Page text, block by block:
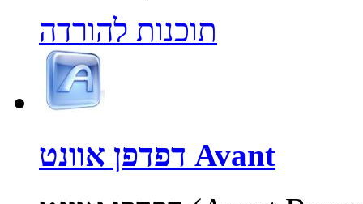
תוכנות להורדה
דפדפן אוונט Avant